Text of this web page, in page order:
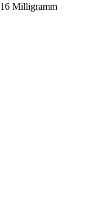
16 Milligramm